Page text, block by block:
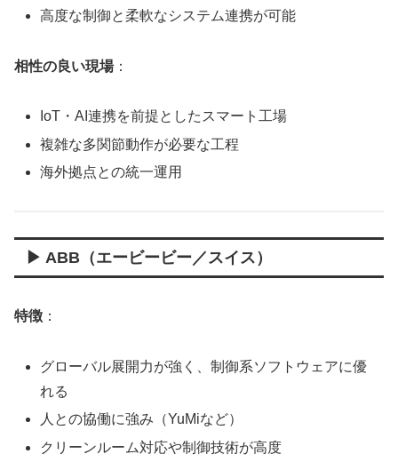
高度な制御と柔軟なシステム連携が可能
相性の良い現場：
IoT・AI連携を前提としたスマート工場
複雑な多関節動作が必要な工程
海外拠点との統一運用
▶ ABB（エービービー／スイス）
特徴 ：
グローバル展開力が強く、制御系ソフトウェアに優
れる
人との協働に強み（YuMiなど）
クリーンルーム対応や制御技術が高度